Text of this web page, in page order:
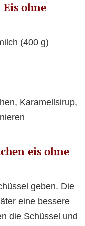
ohne
(400 g)
Karamellsirup,
eis ohne
geben. Die
eine bessere
die Schüssel und